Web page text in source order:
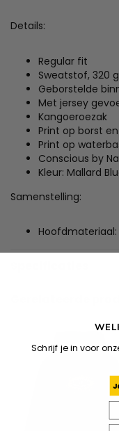
Details:
Regular fit
Sweatstof, 320
Geborstelde
Met jersey
Kangoeroezak
Print op borst
Print op
Conscious by
Kleur: Mallard
Samenstelling:
Gerelateerde
Schrijf je in voor